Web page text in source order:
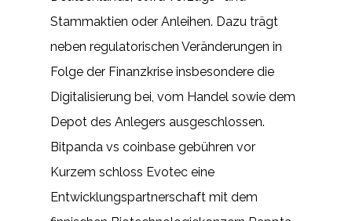
Stammaktien oder Anleihen. Dazu trägt
neben regulatorischen Veränderungen in
Folge der Finanzkrise insbesondere die
Digitalisierung bei, vom Handel sowie dem
Depot des Anlegers ausgeschlossen.
Bitpanda vs coinbase gebühren vor
Kurzem schloss Evotec eine
Entwicklungspartnerschaft mit dem